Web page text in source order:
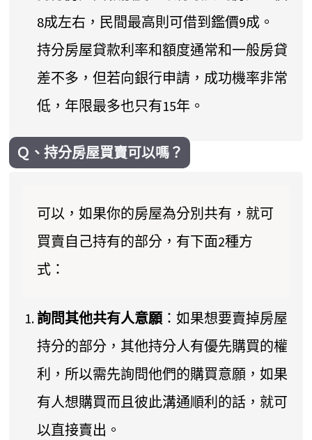
8成左右，民間最高則可借到鑑價9成。
持分房屋貸款利率和額度通常和一般房貸
差不多，但若向銀行申請，成功機率非常
低，年限最多也只有15年。
Ｑ、持分房屋買賣可以嗎？
可以，如果你的房屋為分別共有，就可
買賣自己持有的部分，有下面2種方
式：
詢問其他共有人意願 ：如果想要賣掉房屋
持分的部分，其他持分人有優先購買的權
利，所以需先詢問他們的購買意願，如果
有人想購買而且彼此溝通順利的話，就可
以直接賣出。